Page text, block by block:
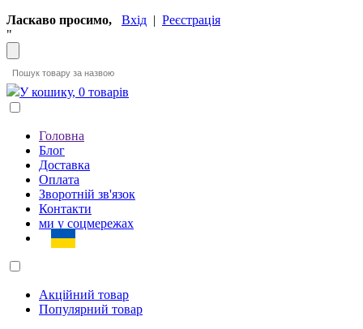
Ласкаво просимо, Вхід | Реєстрація
"
У кошику, 0 товарів
Головна
Блог
Доставка
Оплата
Зворотній зв'язок
Контакти
ми у соцмережах
Акційний товар
Популярний товар